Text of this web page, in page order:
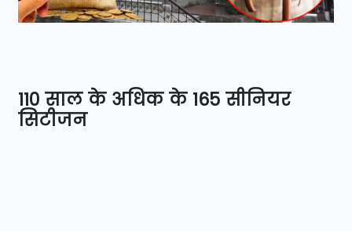
110 साल के अधिक के 165 सीनियर
सिटीजन